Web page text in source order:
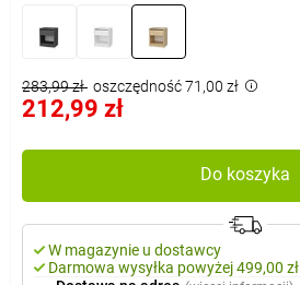
283,99 zł oszczędność 71,00 zł
212,99 zł
Do koszyka
W magazynie u dostawcy
Darmowa wysyłka powyżej 499,00 zł